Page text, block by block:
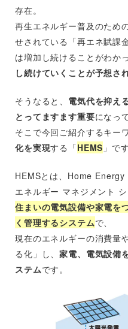
存在。
再生エネルギー普及のため
せされている「再エネ賦課
は増加し続けることがわか
し続けていくことが予想さ
そうなると、 電気代を抑え
とってますます重要になっ
そこで今回ご紹介するキー
化を実現する「HEMS 」です
HEMSとは、Home
エネルギー マネジメント シ
住まいの電気設備や家電を
く管理するシステムで、
現在のエネルギーの消費量
る化」し、家電、電気設備
ステムです。